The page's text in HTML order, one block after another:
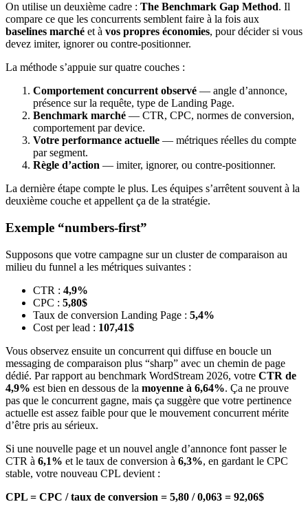
On utilise un deuxième cadre : The Benchmark Gap Method. Il
compare ce que les concurrents semblent faire à la fois aux
baselines marché et à vos propres économies, pour décider si vous
devez imiter, ignorer ou contre-positionner.
La méthode s’appuie sur quatre couches :
Comportement concurrent observé — angle d’annonce,
présence sur la requête, type de Landing Page.
Benchmark marché — CTR, CPC, normes de conversion,
comportement par device.
Votre performance actuelle — métriques réelles du compte
par segment.
Règle d’action — imiter, ignorer, ou contre-positionner.
La dernière étape compte le plus. Les équipes s’arrêtent souvent à la
deuxième couche et appellent ça de la stratégie.
Exemple “numbers-first”
Supposons que votre campagne sur un cluster de comparaison au
milieu du funnel a les métriques suivantes :
CTR : 4,9%
CPC : 5,80$
Taux de conversion Landing Page : 5,4%
Cost per lead : 107,41$
Vous observez ensuite un concurrent qui diffuse en boucle un
messaging de comparaison plus “sharp” avec un chemin de page
dédié. Par rapport au benchmark WordStream 2026, votre CTR de
4,9% est bien en dessous de la moyenne à 6,64%. Ça ne prouve
pas que le concurrent gagne, mais ça suggère que votre pertinence
actuelle est assez faible pour que le mouvement concurrent mérite
d’être pris au sérieux.
Si une nouvelle page et un nouvel angle d’annonce font passer le
CTR à 6,1% et le taux de conversion à 6,3%, en gardant le CPC
stable, votre nouveau CPL devient :
CPL = CPC / taux de conversion = 5,80 / 0,063 = 92,06$